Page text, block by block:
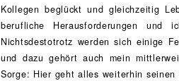
Kollegen beglückt und gleichzeitig
berufliche Herausforderungen
Nichtsdestotrotz werden sich einige
und dazu gehört auch mein
Sorge: Hier geht alles weiterhin